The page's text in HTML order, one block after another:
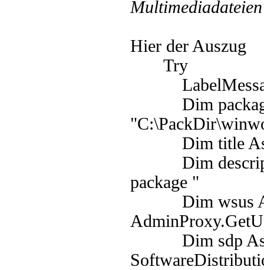
Hier der Auszug
Try
Dim
Dim title As
Dim
package "
Dim wsus As
Dim sdp As